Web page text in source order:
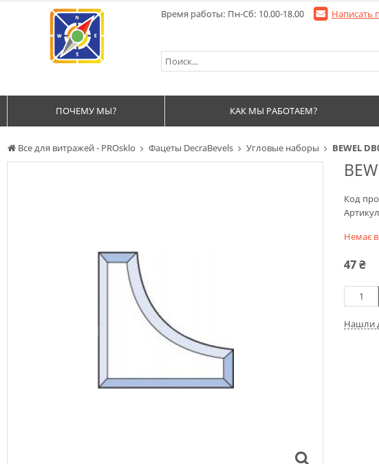
Все для витражей - PROsklo Фацеты DecraBevels Угловые наборы BEWEL
Код
Немає в
47₴
Нашли
Время работы: Пн-Сб: 10.00-18.00 Написать
ПОЧЕМУ МЫ? КАК МЫ РАБОТАЕМ?